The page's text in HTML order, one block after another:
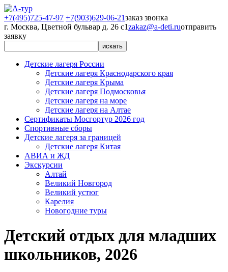
+7(495)725-47-97 +7(903)629-06-21заказ звонка
г. Москва, Цветной бульвар д. 26 с1zakaz@a-deti.ruотправить
заявку
Детские лагеря России
Детские лагеря Краснодарского края
Детские лагеря Крыма
Детские лагеря Подмосковья
Детские лагеря на море
Детские лагеря на Алтае
Сертификаты Мосгортур 2026 год
Спортивные сборы
Детские лагеря за границей
Детские лагеря Китая
АВИА и ЖД
Экскурсии
Алтай
Великий Новгород
Великий устюг
Карелия
Новогодние туры
Детский отдых для младших
школьников, 2026